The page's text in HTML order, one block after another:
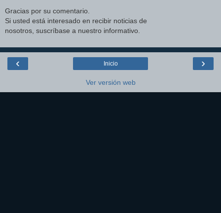
Gracias por su comentario.
Si usted está interesado en recibir noticias de
nosotros, suscríbase a nuestro informativo.
‹ ›
Inicio
Ver versión web